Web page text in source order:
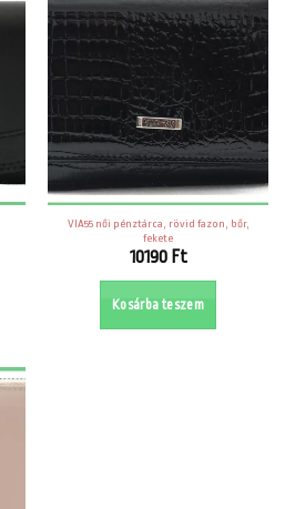
VIA55 női pénztárca, rövid fazon, bőr,
fekete
10190 Ft
Kosárba teszem